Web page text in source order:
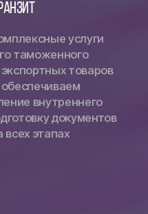
услуги
таможенного
товаров
внутреннего
документов
этапах